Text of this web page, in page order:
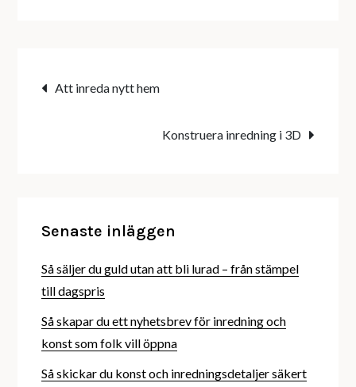
Inläggsnavigering
Att inreda nytt hem
Konstruera inredning i 3D
Senaste inläggen
Så säljer du guld utan att bli lurad – från stämpel
till dagspris
Så skapar du ett nyhetsbrev för inredning och
konst som folk vill öppna
Så skickar du konst och inredningsdetaljer säkert